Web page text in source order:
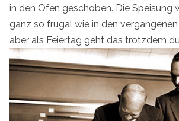
in den Ofen geschoben. Die Speisung
ganz so frugal wie in den vergangenen
aber als Feiertag geht das trotzdem